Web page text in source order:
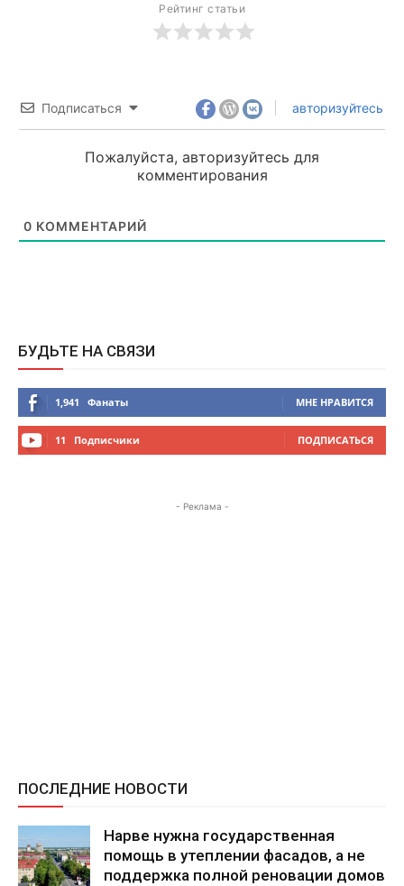
Рейтинг статьи
Подписаться авторизуйтесь
Пожалуйста, авторизуйтесь для
комментирования
0 КОММЕНТАРИЙ
БУДЬТЕ НА СВЯЗИ
1,941 Фанаты МНЕ НРАВИТСЯ
11 Подписчики ПОДПИСАТЬСЯ
- Реклама -
ПОСЛЕДНИЕ НОВОСТИ
Нарве нужна государственная
помощь в утеплении фасадов, а не
поддержка полной реновации домов